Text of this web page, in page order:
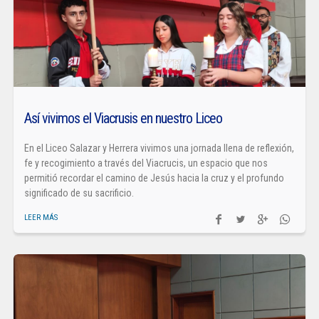
Así vivimos el Viacrusis en nuestro Liceo
En el Liceo Salazar y Herrera vivimos una jornada llena de reflexión,
fe y recogimiento a través del Viacrucis, un espacio que nos
permitió recordar el camino de Jesús hacia la cruz y el profundo
significado de su sacrificio.
LEER MÁS